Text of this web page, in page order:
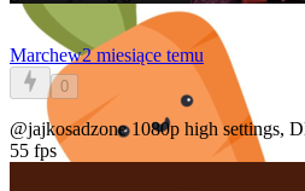
Marchew2 miesiące temu
0
@jajkosadzone1080p high settings,
55 fps